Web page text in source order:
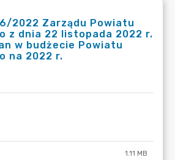
2022 Zarządu Powiatu
z dnia 22 listopada 2022 r.
w budżecie Powiatu
na 2022 r.
1.11 MB